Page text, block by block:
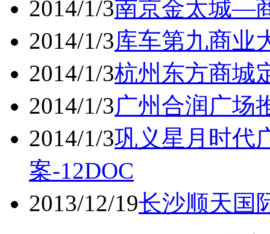
2014/1/3南京金太城—
2014/1/3库车第九商业
2014/1/3杭州东方商城
2014/1/3广州合润广场
2014/1/3巩义星月时代
案-12DOC
2013/12/19长沙顺天国